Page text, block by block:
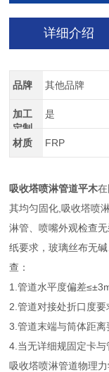
详细介绍
品牌 其他品牌
加工
定制
是
材质 FRP
吸收塔喷淋管道平木
其均匀固化,吸收塔喷
淋管、喷嘴外观检查
纸要求，玻璃丝布无
查：
1.管道水平度偏差
2.管道对接处折口度要
3.管道末端与筒体距离
4.当无详细规固定卡与
吸收塔喷淋管道物理力